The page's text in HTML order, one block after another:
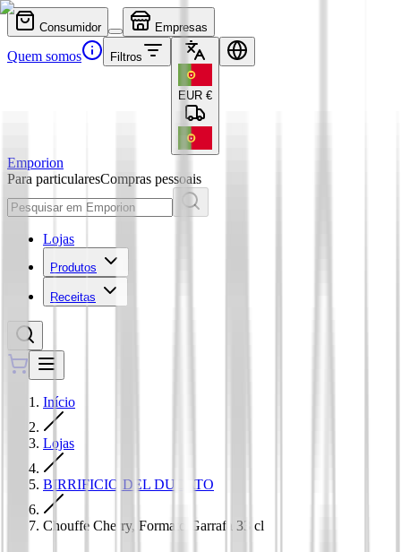
Consumidor Empresas
Quem somos Filtros
EUR €
Emporion
Para particularesCompras pessoais
Lojas
Produtos
Receitas
Início
Lojas
BIRRIFICIO DEL DUCATO
Chouffe Cherry, Formato Garrafa 33 cl